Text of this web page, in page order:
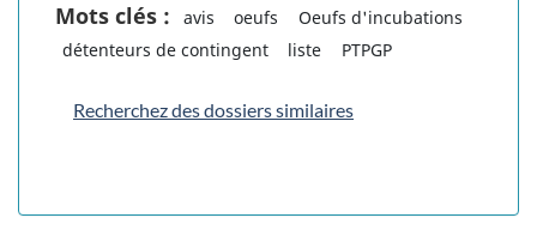
Mots clés : avis oeufs
Oeufs d'incubations
détenteurs de contingent
liste PTPGP
Recherchez des dossiers similaires